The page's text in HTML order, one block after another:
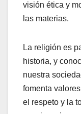
visión ética y
las materias.
La religión es
historia, y
nuestra
fomenta
el respeto y la